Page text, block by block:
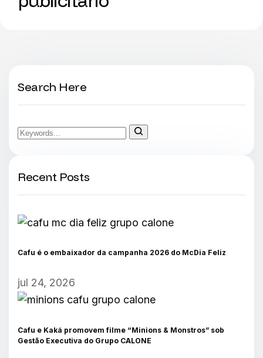
Search Here
Recent Posts
Cafu é o embaixador da campanha 2026 do McDia Feliz
jul 24, 2026
Cafu e Kaká promovem filme “Minions & Monstros” sob
Gestão Executiva do Grupo CALONE